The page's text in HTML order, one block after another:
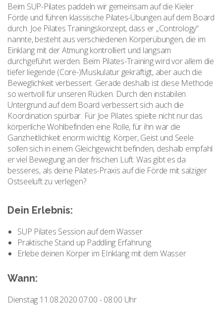
Beim SUP-Pilates paddeln wir gemeinsam auf die Kieler
Förde und führen klassische Pilates-Übungen auf dem Board
durch. Joe Pilates Trainingskonzept, dass er „Contrology“
nannte, besteht aus verschiedenen Körperübungen, die im
Einklang mit der Atmung kontrolliert und langsam
durchgeführt werden. Beim Pilates-Training wird vor allem die
tiefer liegende (Core-)Muskulatur gekräftigt, aber auch die
Beweglichkeit verbessert. Gerade deshalb ist diese Methode
so wertvoll für unseren Rücken. Durch den instabilen
Untergrund auf dem Board verbessert sich auch die
Koordination spürbar. Für Joe Pilates spielte nicht nur das
körperliche Wohlbefinden eine Rolle, für ihn war die
Ganzheitlichkeit enorm wichtig. Körper, Geist und Seele
sollen sich in einem Gleichgewicht befinden, deshalb empfahl
er viel Bewegung an der frischen Luft. Was gibt es da
besseres, als deine Pilates-Praxis auf die Förde mit salziger
Ostseeluft zu verlegen?
Dein Erlebnis:
SUP Pilates Session auf dem Wasser
Praktische Stand up Paddling Erfahrung
Erlebe deinen Körper im EInklang mit dem Wasser
Wann:
Dienstag 11.08.2020 07:00 - 08:00 Uhr